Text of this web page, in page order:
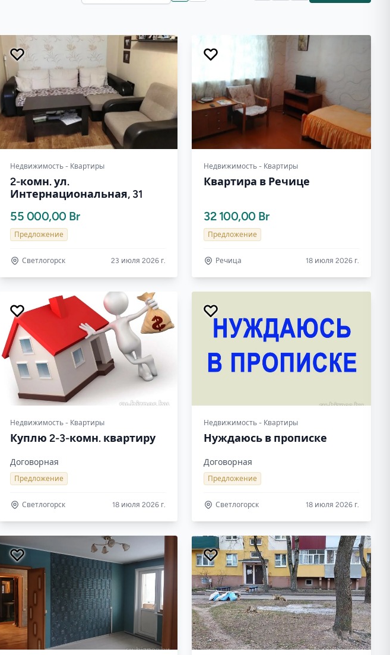
Недвижимость - Квартиры
2-комн. ул.
Интернациональная, 31
55 000,00 Br
Предложение
Светлогорск 23 июля 2026 г.
Недвижимость - Квартиры
Квартира в Речице
32 100,00 Br
Предложение
Речица 18 июля 2026 г.
Недвижимость - Квартиры
Куплю 2-3-комн. квартиру
Договорная
Предложение
Светлогорск 18 июля 2026 г.
Недвижимость - Квартиры
Нуждаюсь в прописке
Договорная
Предложение
Светлогорск 18 июля 2026 г.